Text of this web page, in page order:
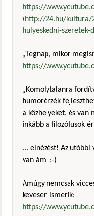
https://
(http://24.hu/kultura/
hulyeskedni-szeretek-
„Tegnap, mikor
https://
„Komolytalanra
humorérzék
a közhelyeket, és van
inkább a filozófusok
... elnézést! Az utóbbi
van ám. :-)
Amúgy nemcsak
kevesen ismerik:
https://